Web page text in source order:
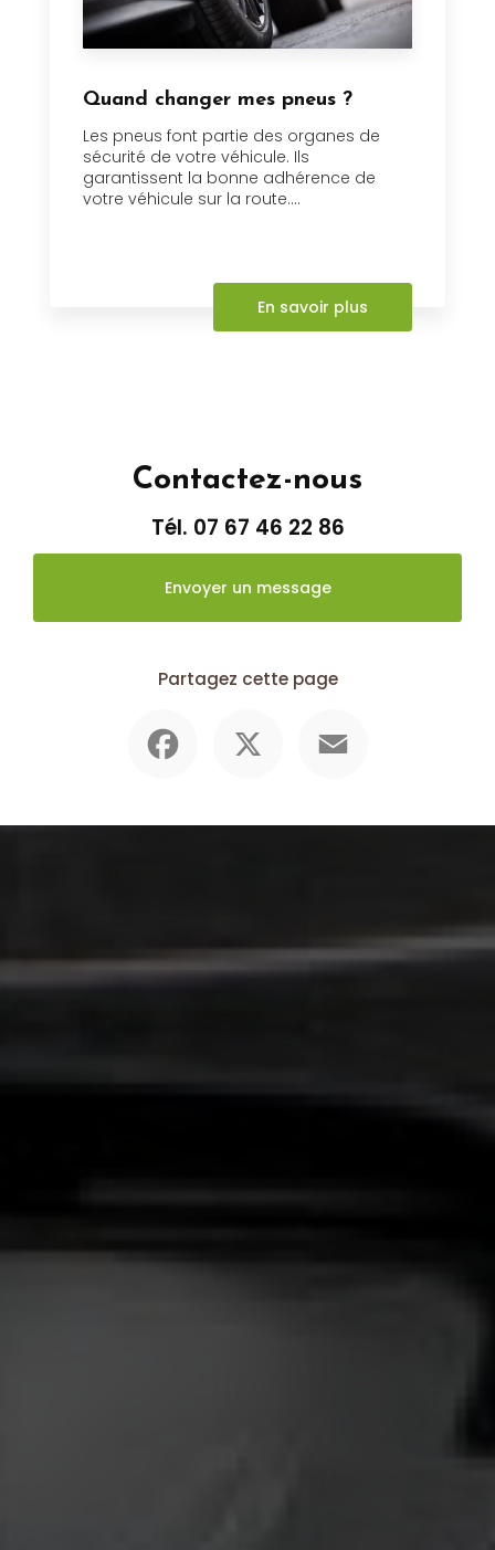
Quand changer mes pneus ?
Les pneus font partie des organes de
sécurité de votre véhicule. Ils
garantissent la bonne adhérence de
votre véhicule sur la route....
En savoir plus
Contactez-nous
Tél. 07 67 46 22 86
Envoyer un message
Partagez cette page